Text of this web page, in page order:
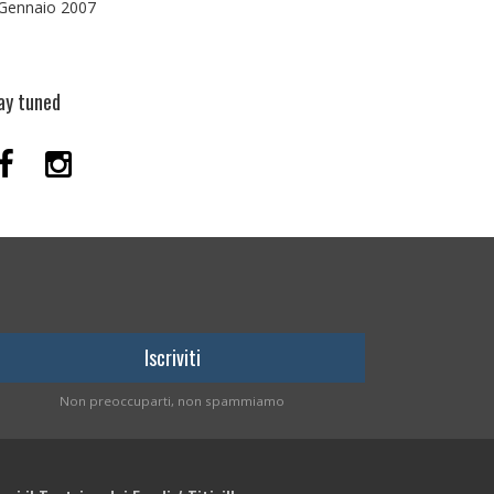
2007
tuned
Non preoccuparti, non spammiamo